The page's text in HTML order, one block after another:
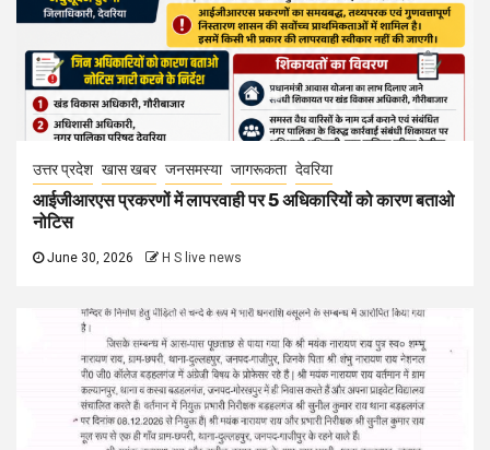
उत्तर प्रदेश खास खबर जनसमस्या जागरूकता देवरिया
आईजीआरएस प्रकरणों में लापरवाही पर 5 अधिकारियों को कारण बताओ
नोटिस
June 30, 2026 H S live news